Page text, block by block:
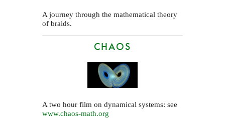
A journey through the mathematical theory
of braids.
CHAOS
A two hour film on dynamical systems: see
www.chaos-math.org